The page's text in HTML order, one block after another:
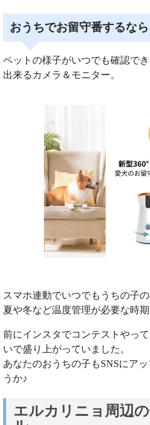
おうちでお留守番するなら
ペットの様子がいつでも確認で
出来るカメラ＆モニター。
スマホ連動でいつでもうちの子
夏や冬など温度管理が必要な時
前にインスタでコンテストやっ
いで盛り上がっていました。
あなたのおうちの子もSNSにア
うか♪
エルカリニョ周辺